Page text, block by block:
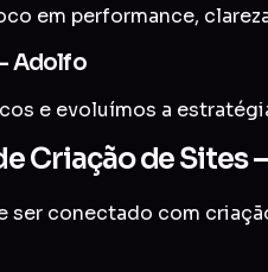
em performance,
Adolfo
e evoluímos a
Criação de Sites
ser conectado com